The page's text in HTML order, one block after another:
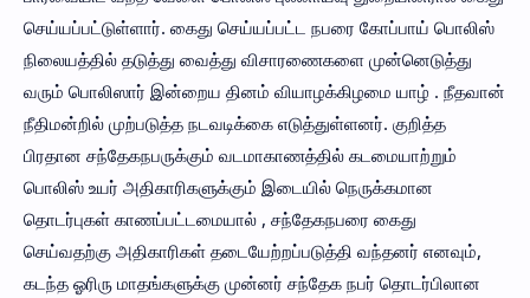
செய்யப்பட்டுள்ளார். கைது செய்யப்பட்ட நபரை கோப்பாய் பொலிஸ்
நிலையத்தில் தடுத்து வைத்து விசாரணைகளை முன்னெடுத்து
வரும் பொலிஸார் இன்றைய தினம் வியாழக்கிழமை யாழ் . நீதவான்
நீதிமன்றில் முற்படுத்த நடவடிக்கை எடுத்துள்ளனர். குறித்த
பிரதான சந்தேகநபருக்கும் வடமாகாணத்தில் கடமையாற்றும்
பொலிஸ் உயர் அதிகாரிகளுக்கும் இடையில் நெருக்கமான
தொடர்புகள் காணப்பட்டமையால் , சந்தேகநபரை கைது
செய்வதற்கு அதிகாரிகள் தடையேற்றப்படுத்தி வந்தனர் எனவும்,
கடந்த ஓரிரு மாதங்களுக்கு முன்னர் சந்தேக நபர் தொடர்பிலான